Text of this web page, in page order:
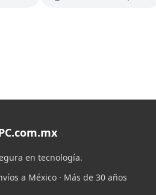
en tecnología.
a México · Más de 30 años